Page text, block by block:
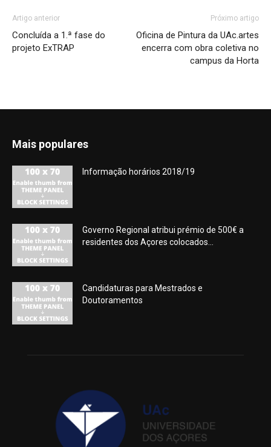
Artigo anterior
Concluída a 1.ª fase do
projeto ExTRAP
Próximo artigo
Oficina de Pintura da UAc.artes
encerra com obra coletiva no
campus da Horta
Mais populares
Informação horários 2018/19
Governo Regional atribui prémio de 500€ a
residentes dos Açores colocados...
Candidaturas para Mestrados e
Doutoramentos